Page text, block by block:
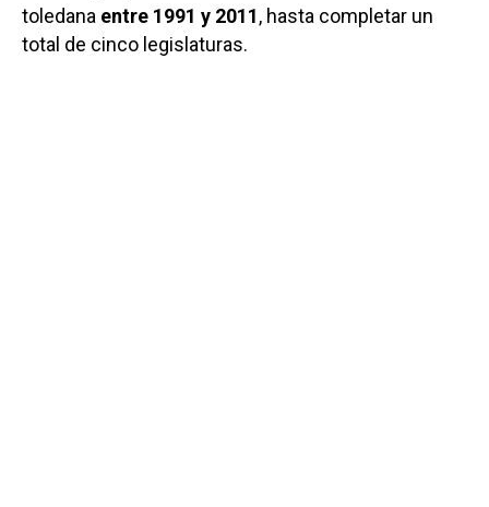
toledana entre 1991 y 2011, hasta completar un
total de cinco legislaturas.